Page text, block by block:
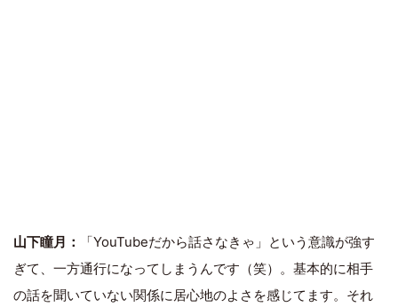
山下瞳月：
「YouTubeだから話さなきゃ」という意識が強す
ぎて、一方通行になってしまうんです（笑）。基本的に相手
の話を聞いていない関係に居心地のよさを感じてます。それ